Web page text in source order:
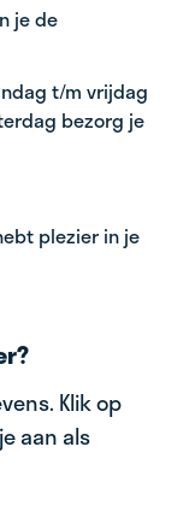
je de
t/m vrijdag
bezorg je
plezier in je
Klik op
aan als